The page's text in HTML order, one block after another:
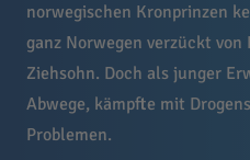
norwegischen Kronprinzen
ganz Norwegen verzückt
Ziehsohn. Doch als junger
Abwege, kämpfte mit
Problemen.